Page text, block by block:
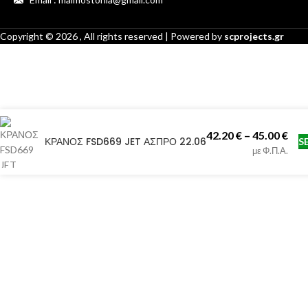
Copyright © 2026, All rights reserved | Powered by scprojects.gr
ΚΡΑΝΟΣ FSD669 JET ΑΣΠΡΟ 22.0642.20€ – 45.00€
με Φ.Π.Α.